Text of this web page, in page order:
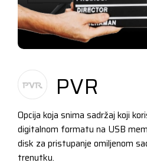
PVR
Opcija koja snima sadržaj koji
digitalnom formatu na USB
disk za pristupanje omiljenom
trenutku.